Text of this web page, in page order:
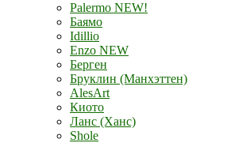
Palermo NEW!
Баямо
Idillio
Enzo NEW
Берген
Бруклин (Манхэттен)
AlesArt
Киото
Ланс (Ханс)
Shole